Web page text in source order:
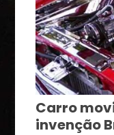
Carro
invenção